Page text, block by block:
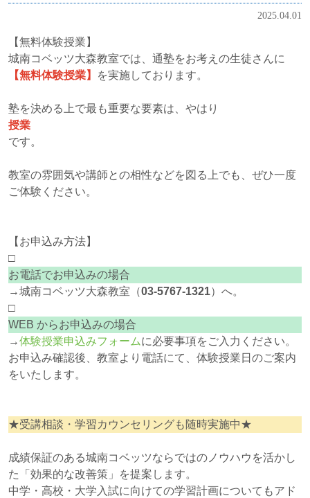
2025.04.01
【無料体験授業】
城南コベッツ大森教室では、通塾をお考えの生徒さんに
【無料体験授業】
を実施しております。
塾を決める上で最も重要な要素は、やはり
授業
です。
教室の雰囲気や講師との相性などを図る上でも、ぜひ一度
ご体験ください。
【お申込み方法】
□
お電話でお申込みの場合
→城南コベッツ大森教室（03‐5767-1321）へ。
□
WEB からお申込みの場合
→体験授業申込みフォームに必要事項をご入力ください。
お申込み確認後、教室より電話にて、体験授業日のご案内
をいたします。
★受講相談・学習カウンセリングも随時実施中★
成績保証のある城南コベッツならではのノウハウを活かし
た「効果的な改善策」を提案します。
中学・高校・大学入試に向けての学習計画についてもアド